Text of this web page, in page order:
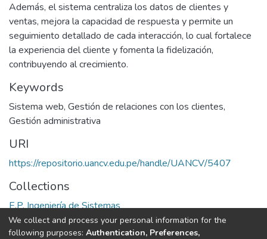
Además, el sistema centraliza los datos de clientes y
ventas, mejora la capacidad de respuesta y permite un
seguimiento detallado de cada interacción, lo cual fortalece
la experiencia del cliente y fomenta la fidelización,
contribuyendo al crecimiento.
Keywords
Sistema web, Gestión de relaciones con los clientes,
Gestión administrativa
URI
https://repositorio.uancv.edu.pe/handle/UANCV/5407
Collections
E.P. Ingeniería de Sistemas
Full item page
We collect and process your personal information for the
following purposes: Authentication, Preferences,